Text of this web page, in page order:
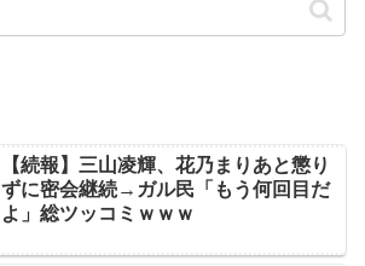
【続報】三山凌輝、花乃まりあと懲り
ずに密会継続→ガル民「もう何回目だ
よ」総ツッコミｗｗｗ